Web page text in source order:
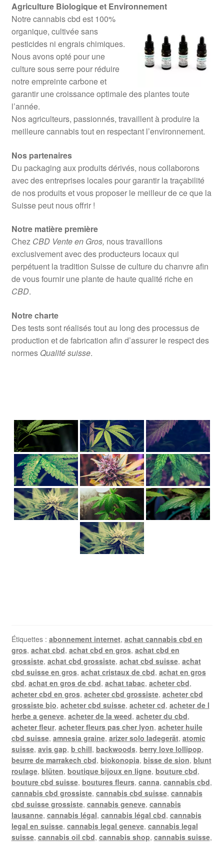
Agriculture Biologique et Environnement
Notre cannabis cbd est 100%
organique, cultivée sans
pesticides ni engrais chimiques.
Nous avons opté pour une
culture sous serre pour réduire
notre empreinte carbone et
garantir une croissance optimale des plantes toute
l’année.
Nos agriculteurs, passionnés, travaillent à produire la
meilleure cannabis tout en respectant l’environnement.
Nos partenaires
Du packaging aux produits dérivés, nous collaborons
avec des entreprises locales pour garantir la traçabilité
de nos produits et vous proposer le meilleur de ce que la
Suisse peut nous offrir !
Notre matière première
Chez CBD Vente en Gros, nous travaillons
exclusivement avec des producteurs locaux qui
perpétuent la tradition Suisse de culture du chanvre afin
de vous fournir une plante de haute qualité riche en
CBD.
Notre charte
Des tests sont réalisés tout au long des processus de
production et de fabrication afin d’assurer le respect des
normes Qualité suisse.
Étiquettes : abonnement internet, achat cannabis cbd en
gros, achat cbd, achat cbd en gros, achat cbd en
grossiste, achat cbd grossiste, achat cbd suisse, achat
cbd suisse en gros, achat cristaux de cbd, achat en gros
cbd, achat en gros de cbd, achat tabac, acheter cbd,
acheter cbd en gros, acheter cbd grossiste, acheter cbd
grossiste bio, acheter cbd suisse, acheter cd, acheter de l
herbe a geneve, acheter de la weed, acheter du cbd,
acheter fleur, acheter fleurs pas cher lyon, acheter huile
cbd suisse, amnesia graine, arizer solo ladegerät, atomic
suisse, avis gap, b chill, backwoods, berry love lollipop,
beurre de marrakech cbd, biokonopia, bisse de sion, blunt
roulage, blüten, boutique bijoux en ligne, bouture cbd,
bouture cbd suisse, boutures fleurs, canna, cannabis cbd,
cannabis cbd grossiste, cannabis cbd suisse, cannabis
cbd suisse grossiste, cannabis geneve, cannabis
lausanne, cannabis légal, cannabis légal cbd, cannabis
legal en suisse, cannabis legal geneve, cannabis legal
suisse, cannabis oil cbd, cannabis shop, cannabis suisse,